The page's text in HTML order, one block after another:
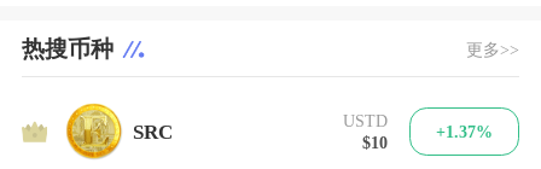
热搜币种 更多>>
1 SRC
USTD
$10
+1.37%